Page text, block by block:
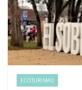
ECOTURISMO